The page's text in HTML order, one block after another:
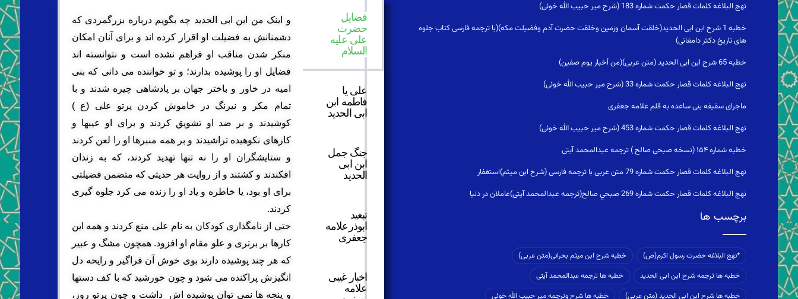
نهج البلاغه کلمات قصار حکمت شماره 183 (شرح میر حبیب الله خوئی)
خطبه 1 شرح ابن ابی الحدید(خلقت آسمان وزمین وخلقت حضرت آدم وفضیلت مکه)(با ترجمه فارسی کتاب جلوه
های تاریخ دکتر دامغانی)
خطبه 65 شرح ابن ابی الحدید (متن عربی)(من أخبار يوم صفين)
نهج البلاغه کلمات قصار حکمت شماره 33 (شرح میر حبیب الله خوئی)
ماجراى سقيفه بنى ساعده به قلم علامه جعفری
نهج البلاغه کلمات قصار حکمت شماره 453 (شرح میر حبیب الله خوئی)
خطبه شماره ۱۵۴ (نسخه صبحی صالح ) ترجمه عبدالمحمد آیتی
نهج البلاغه کلمات قصار حکمت شماره 79 متن عربی با ترجمه فارسی (شرح ابن میثم)استغفار
نهج البلاغه کلمات قصار حکمت شماره 269 صبحي صالح(ترجمه عبدالمحمد آیتی)عاملان در دنیا
برچسب ها
*نهج البلاغه حضرت رسول اکرم(ص)
خطبه شرح ابن میثم بحرانی(متن عربی)
خطبه ها ترجمه شرح ابن ابی الحدید
خطبه ها ترجمه عبدالمحمد آیتی
خطبه ها شرح ابن ابی الحدید (متن عربی)
خطبه ها شرح وترجمه میر حبیب الله خوئی
فضایل
حضرت
علی علیه
السلام
على یا
فاطمه ابن
ابی الحدید
جنگ جمل
ابن ابی
الحدید
تبعید
ابوذرعلامه
جعفری
اخبار غیبی
علامه
و اینک من ابن ابى الحدید چه بگویم درباره بزرگمردى که
دشمنانش به فضیلت او اقرار کرده اند و براى آنان امکان
منکر شدن مناقب او فراهم نشده است و نتوانسته اند
فضایل او را پوشیده بدارند؛ و تو خواننده مى دانى که بنى
امیه در خاور و باختر جهان بر پادشاهى چیره شدند و با
تمام مکر و نیرنگ در خاموش کردن پرتو على (ع )
کوشیدند و بر ضد او تشویق کردند و براى او عیبها و
کارهاى نکوهیده تراشیدند و بر همه منبرها او را لعن کردند
و ستایشگران او را نه تنها تهدید کردند، که به زندان
افکندند و کشتند و از روایت هر حدیثى که متضمن فضیلتى
براى او بود، یا خاطره و یاد او را زنده مى کرد جلوه گیرى
کردند.
حتى از نامگذارى کودکان به نام على منع کردند و همه این
کارها بر برترى و علو مقام او افزود. همچون مشگ و عبیر
که هر چند پوشیده دارند بوى خوش آن فراگیر و رایحه دل
انگیزش پراکنده مى شود و چون خورشید که با کف دستها
و پنجه ها نمى توان پوشیده اش ‍ داشت و چون پرتو روز،